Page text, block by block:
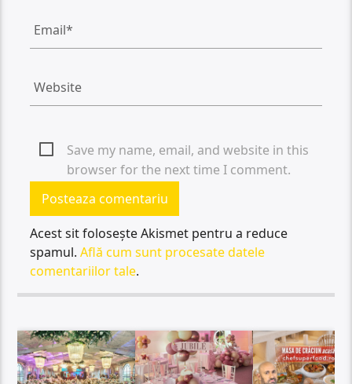
Save my name, email, and website in this
browser for the next time I comment.
Acest sit folosește Akismet pentru a reduce
spamul.Află cum sunt procesate datele
comentariilor tale.